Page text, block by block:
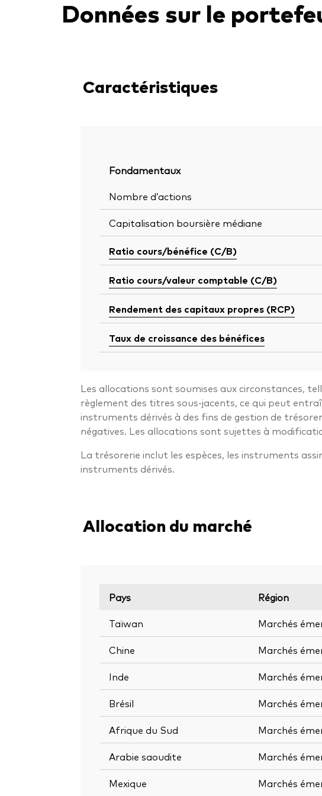
Données sur le
Caractéristiques
Fondamentaux
Nombre d’actions
Capitalisation boursière médiane
Ratio cours/bénéfice (C/B)
Ratio cours/valeur comptable (C/B)
Rendement des capitaux propres (RCP)
Taux de croissance des bénéfices
Les allocations sont soumises aux circonstances,
règlement des titres sous-jacents, ce qui peut
instruments dérivés à des fins de gestion de
négatives. Les allocations sont sujettes à
La trésorerie inclut les espèces, les instruments
instruments dérivés.
Allocation du marché
Pays Région
Taïwan
Marchés
Chine Marchés
Inde Marchés
Brésil Marchés
Afrique du Sud Marchés
Arabie saoudite Marchés
Mexique Marchés